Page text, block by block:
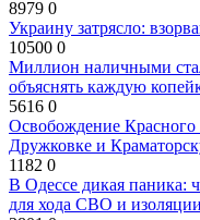
8979 0
Украину затрясло:
10500 0
Миллион наличными
объяснять каждую
5616 0
Освобождение Красного
Дружковке и
1182 0
В Одессе дикая паника:
для хода СВО и